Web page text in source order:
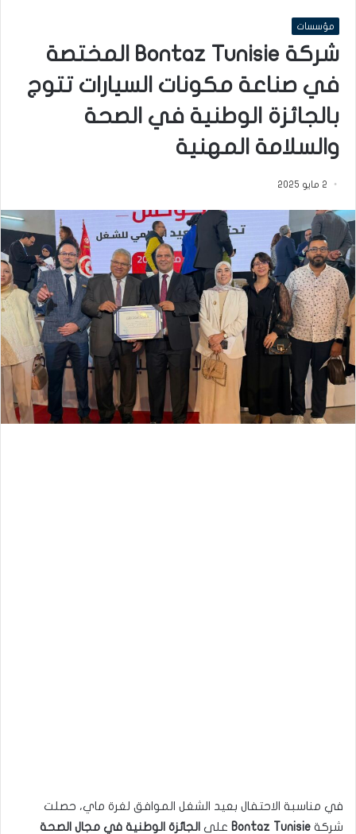
مؤسسات
شركة Bontaz Tunisie المختصة
في صناعة مكونات السيارات تتوج
بالجائزة الوطنية في الصحة
والسلامة المهنية
2 مايو 2025
في مناسبة الاحتفال بعيد الشغل الموافق لغرة ماي، حصلت
شركة Bontaz Tunisie على الجائزة الوطنية في مجال الصحة